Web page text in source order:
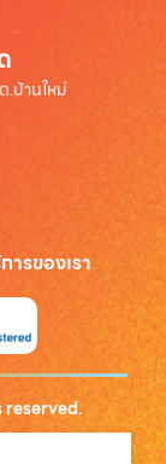
.บ้านใหม่
ารของเรา